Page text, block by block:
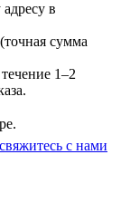
в
(точная сумма
1–2
свяжитесь с нами